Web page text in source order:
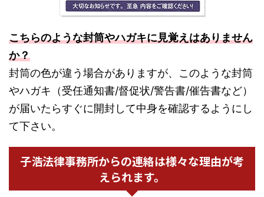
こちらのような封筒やハガキに見覚えはありません
か？
封筒の色が違う場合がありますが、このような封筒
やハガキ（受任通知書/督促状/警告書/催告書など）
が届いたらすぐに開封して中身を確認するようにし
て下さい。
子浩法律事務所からの連絡は様々な理由が考
えられます。